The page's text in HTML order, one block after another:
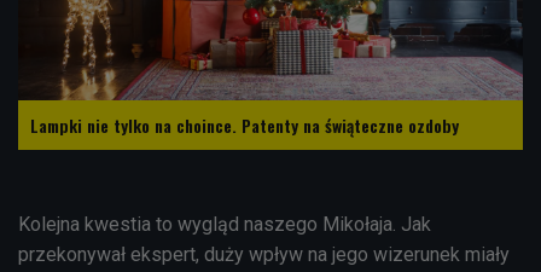
Lampki nie tylko na choince. Patenty na świąteczne ozdoby
Kolejna kwestia to wygląd naszego Mikołaja. Jak
przekonywał ekspert, duży wpływ na jego wizerunek miały